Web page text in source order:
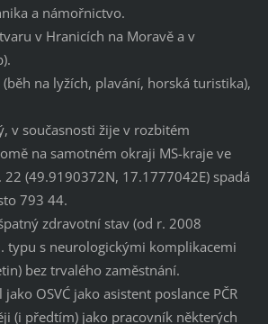
a námořnictvo.
v Hranicích na Moravě a v
na lyžích, plavání, horská turistika),
v současnosti žije v rozbitém
na samotném okraji MS-kraje ve
22 (49.9190372N, 17.1777042E) spadá
793 44.
zdravotní stav (od r. 2008
typu s neurologickými komplikacemi
bez trvalého zaměstnání.
OSVĆ jako asistent poslance PČR
(i předtím) jako pracovník některých